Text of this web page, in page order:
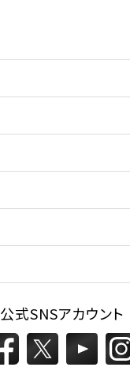
公式SNSアカウント